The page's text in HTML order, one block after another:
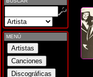
MENÚ